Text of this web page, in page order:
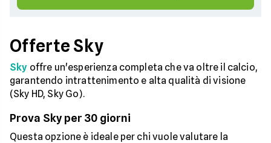
Offerte Sky
Sky offre un'esperienza completa che va oltre il calcio,
garantendo intrattenimento e alta qualità di visione
(Sky HD, Sky Go).
Prova Sky per 30 giorni
Questa opzione è ideale per chi vuole valutare la